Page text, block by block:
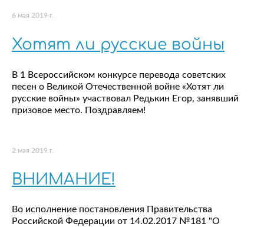
6 мая 2019 г.
Хотят ли русские войны
В 1 Всероссийском конкурсе перевода советских
песен о Великой Отечественной войне «Хотят ли
русские войны» участвовал Редькин Егор, занявший
призовое место. Поздравляем!
2 мая 2019 г.
ВНИМАНИЕ!
Во исполнение постановления Правительства
Российской Федерации от 14.02.2017 №181 "О